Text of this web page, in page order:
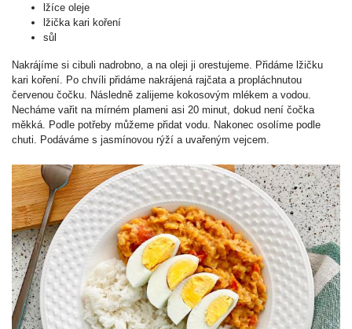
lžíce oleje
lžička kari koření
sůl
Nakrájíme si cibuli nadrobno, a na oleji ji orestujeme. Přidáme lžičku
kari koření. Po chvíli přidáme nakrájená rajčata a propláchnutou
červenou čočku. Následně zalijeme kokosovým mlékem a vodou.
Necháme vařit na mírném plameni asi 20 minut, dokud není čočka
měkká. Podle potřeby můžeme přidat vodu. Nakonec osolíme podle
chuti. Podáváme s jasmínovou rýží a uvařeným vejcem.